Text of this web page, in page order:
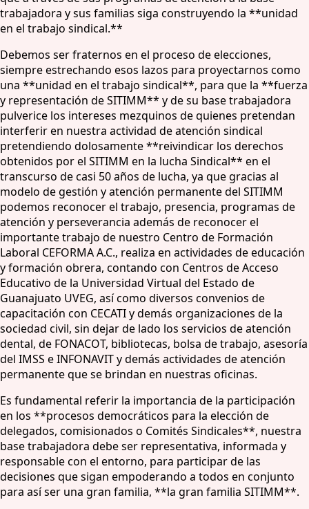
trabajadora y sus familias siga construyendo la **unidad
en el trabajo sindical.**
Debemos ser fraternos en el proceso de elecciones,
siempre estrechando esos lazos para proyectarnos como
una **unidad en el trabajo sindical**, para que la **fuerza
y representación de SITIMM** y de su base trabajadora
pulverice los intereses mezquinos de quienes pretendan
interferir en nuestra actividad de atención sindical
pretendiendo dolosamente **reivindicar los derechos
obtenidos por el SITIMM en la lucha Sindical** en el
transcurso de casi 50 años de lucha, ya que gracias al
modelo de gestión y atención permanente del SITIMM
podemos reconocer el trabajo, presencia, programas de
atención y perseverancia además de reconocer el
importante trabajo de nuestro Centro de Formación
Laboral CEFORMA A.C., realiza en actividades de educación
y formación obrera, contando con Centros de Acceso
Educativo de la Universidad Virtual del Estado de
Guanajuato UVEG, así como diversos convenios de
capacitación con CECATI y demás organizaciones de la
sociedad civil, sin dejar de lado los servicios de atención
dental, de FONACOT, bibliotecas, bolsa de trabajo, asesoría
del IMSS e INFONAVIT y demás actividades de atención
permanente que se brindan en nuestras oficinas.
Es fundamental referir la importancia de la participación
en los **procesos democráticos para la elección de
delegados, comisionados o Comités Sindicales**, nuestra
base trabajadora debe ser representativa, informada y
responsable con el entorno, para participar de las
decisiones que sigan empoderando a todos en conjunto
para así ser una gran familia, **la gran familia SITIMM**.